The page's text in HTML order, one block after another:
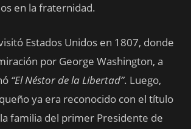
en la fraternidad.
Estados Unidos en 1807, donde
por George Washington, a
“El Néstor de la Libertad”. Luego,
ya era reconocido con el título
familia del primer Presidente de